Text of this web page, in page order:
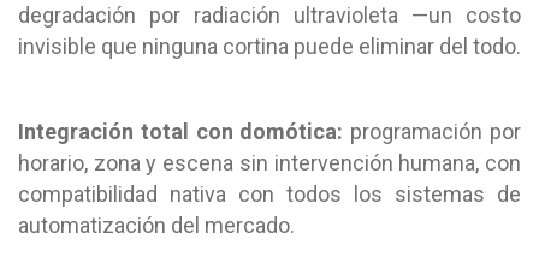
degradación por radiación ultravioleta —un costo
invisible que ninguna cortina puede eliminar del todo.
Integración total con domótica: programación por
horario, zona y escena sin intervención humana, con
compatibilidad nativa con todos los sistemas de
automatización del mercado.